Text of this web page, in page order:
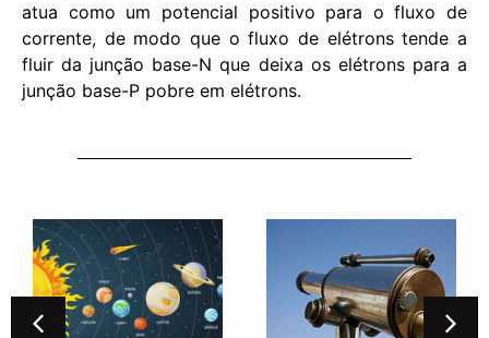
atua como um potencial positivo para o fluxo de
corrente, de modo que o fluxo de elétrons tende a
fluir da junção base-N que deixa os elétrons para a
junção base-P pobre em elétrons.
O que é um
Refletor?